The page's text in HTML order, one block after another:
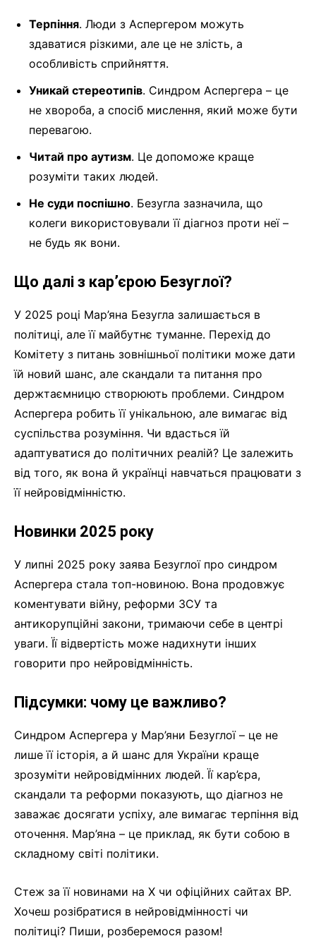
Терпіння. Люди з Аспергером можуть
здаватися різкими, але це не злість, а
особливість сприйняття.
Уникай стереотипів. Синдром Аспергера – це
не хвороба, а спосіб мислення, який може бути
перевагою.
Читай про аутизм. Це допоможе краще
розуміти таких людей.
Не суди поспішно. Безугла зазначила, що
колеги використовували її діагноз проти неї –
не будь як вони.
Що далі з кар’єрою Безуглої?
У 2025 році Мар’яна Безугла залишається в
політиці, але її майбутнє туманне. Перехід до
Комітету з питань зовнішньої політики може дати
їй новий шанс, але скандали та питання про
держтаємницю створюють проблеми. Синдром
Аспергера робить її унікальною, але вимагає від
суспільства розуміння. Чи вдасться їй
адаптуватися до політичних реалій? Це залежить
від того, як вона й українці навчаться працювати з
її нейровідмінністю.
Новинки 2025 року
У липні 2025 року заява Безуглої про синдром
Аспергера стала топ-новиною. Вона продовжує
коментувати війну, реформи ЗСУ та
антикорупційні закони, тримаючи себе в центрі
уваги. Її відвертість може надихнути інших
говорити про нейровідмінність.
Підсумки: чому це важливо?
Синдром Аспергера у Мар’яни Безуглої – це не
лише її історія, а й шанс для України краще
зрозуміти нейровідмінних людей. Її кар’єра,
скандали та реформи показують, що діагноз не
заважає досягати успіху, але вимагає терпіння від
оточення. Мар’яна – це приклад, як бути собою в
складному світі політики.
Стеж за її новинами на X чи офіційних сайтах ВР.
Хочеш розібратися в нейровідмінності чи
політиці? Пиши, розберемося разом!